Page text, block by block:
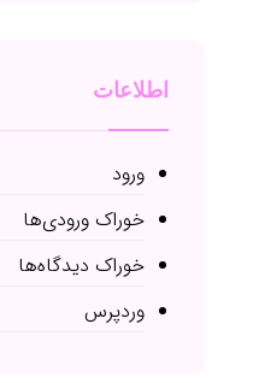
اطلاعات
ورود
خوراک ورودی‌ها
خوراک دیدگاه‌ها
وردپرس